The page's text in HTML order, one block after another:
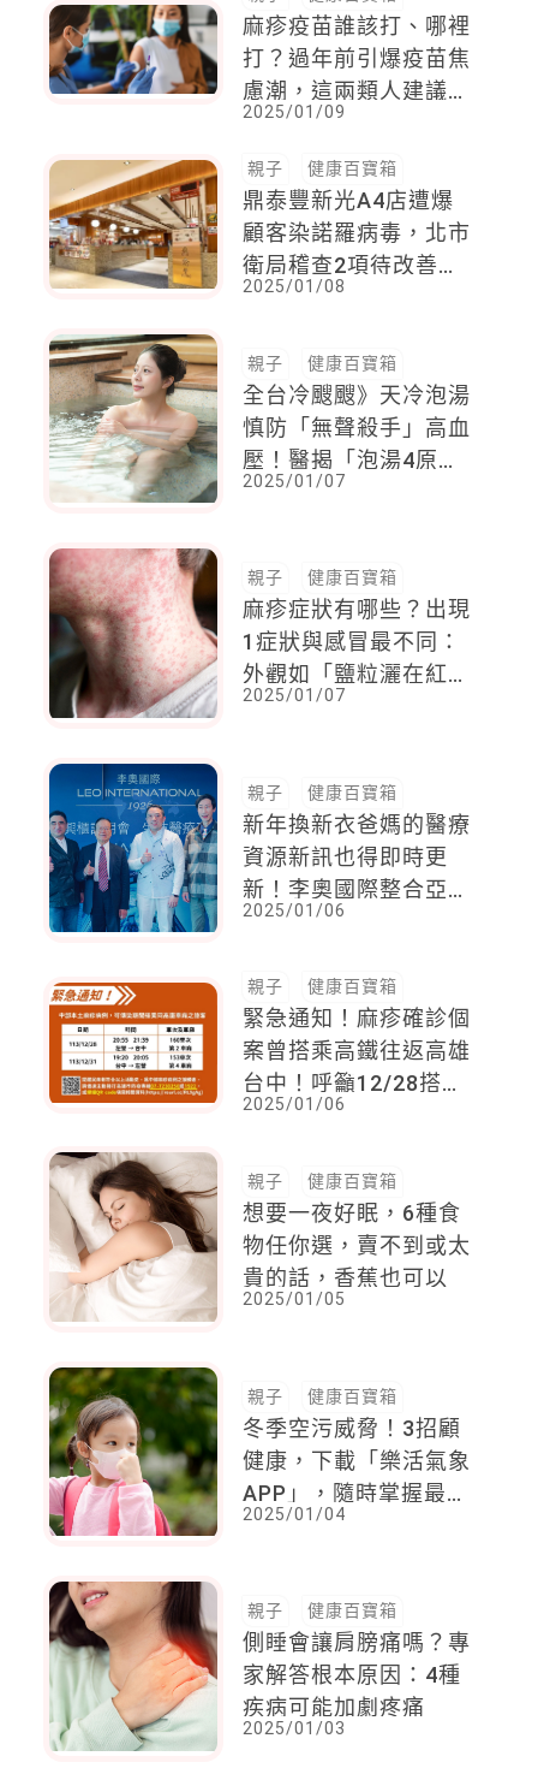
麻疹疫苗誰該打、哪裡
打？過年前引爆疫苗焦
慮潮，這兩類人建議優
先施打
2025/01/09
親子 健康百寶箱
鼎泰豐新光A4店遭爆
顧客染諾羅病毒，北市
衛局稽查2項待改善，
鼎泰豐緊急回應！
2025/01/08
親子 健康百寶箱
全台冷颼颼》天冷泡湯
慎防「無聲殺手」高血
壓！醫揭「泡湯4原
則」：最長不可泡超過
2025/01/07
親子 健康百寶箱
麻疹症狀有哪些？出現
1症狀與感冒最不同：
外觀如「鹽粒灑在紅肉
上」
2025/01/07
親子 健康百寶箱
新年換新衣爸媽的醫療
資源新訊也得即時更
新！李奧國際整合亞洲
生技醫療產業，引領高
國資本市場
2025/01/06
親子 健康百寶箱
緊急通知！麻疹確診個
案曾搭乘高鐵往返高雄
台中！呼籲12/28搭乘
「這2車廂」遊客盡快
2025/01/06
親子 健康百寶箱
想要一夜好眠，6種食
物任你選，賣不到或太
貴的話，香蕉也可以
2025/01/05
親子 健康百寶箱
冬季空污威脅！3招顧
健康，下載「樂活氣象
APP」，隨時掌握最新
健康氣象動態及即時空
2025/01/04
親子 健康百寶箱
側睡會讓肩膀痛嗎？專
家解答根本原因：4種
疾病可能加劇疼痛
2025/01/03